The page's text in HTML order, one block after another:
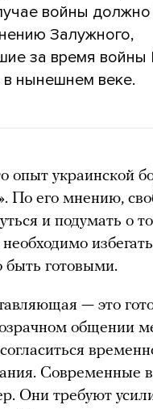
войны
Залужного,
за время войны
в нынешнем веке.
опыт украинской
По его мнению,
и подумать о
быть готовыми.
— это
общении
Современные
Они требуют